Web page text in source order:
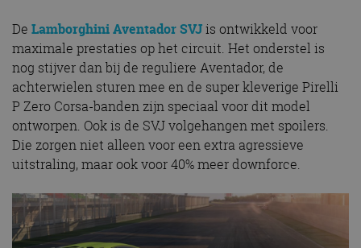
De Lamborghini Aventador SVJis ontwikkeld voor
maximale prestaties op het circuit. Het onderstel is
nog stijver dan bij de reguliere Aventador, de
achterwielen sturen mee en de super kleverige Pirelli
P Zero Corsa-banden zijn speciaal voor dit model
ontworpen. Ook is de SVJ volgehangen met spoilers.
Die zorgen niet alleen voor een extra agressieve
uitstraling, maar ook voor 40% meer downforce.